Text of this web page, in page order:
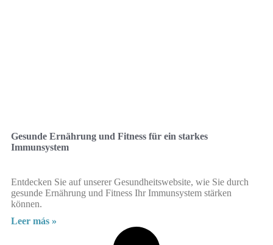
Gesunde Ernährung und Fitness für ein starkes
Immunsystem
Entdecken Sie auf unserer Gesundheitswebsite, wie Sie durch
gesunde Ernährung und Fitness Ihr Immunsystem stärken
können.
Leer más »